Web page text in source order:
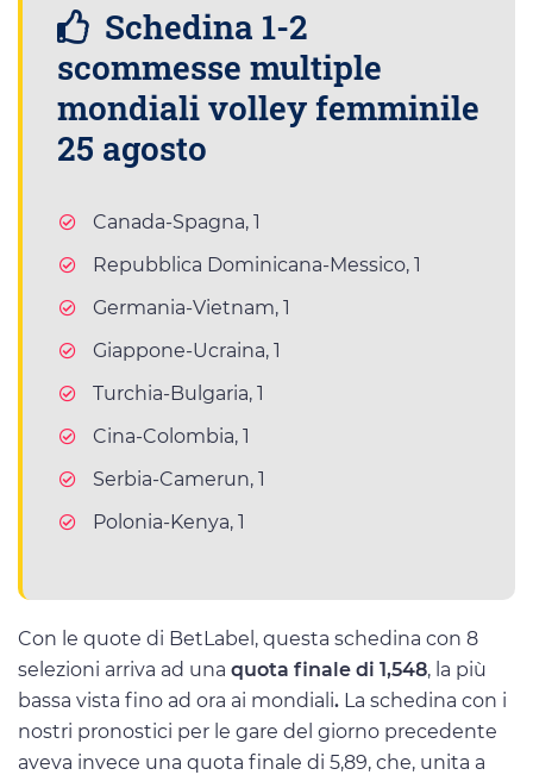
Schedina 1-2
scommesse multiple
mondiali volley femminile
25 agosto
Canada-Spagna, 1
Repubblica Dominicana-Messico, 1
Germania-Vietnam, 1
Giappone-Ucraina, 1
Turchia-Bulgaria, 1
Cina-Colombia, 1
Serbia-Camerun, 1
Polonia-Kenya, 1
Con le quote di BetLabel, questa schedina con 8
selezioni arriva ad una quota finale di 1,548, la più
bassa vista fino ad ora ai mondiali. La schedina con i
nostri pronostici per le gare del giorno precedente
aveva invece una quota finale di 5,89, che, unita a